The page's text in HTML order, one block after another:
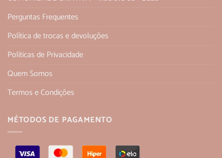
Perguntas Frequentes
Política de trocas e devoluções
Políticas de Privacidade
Quem Somos
Termos e Condições
MÉTODOS DE PAGAMENTO